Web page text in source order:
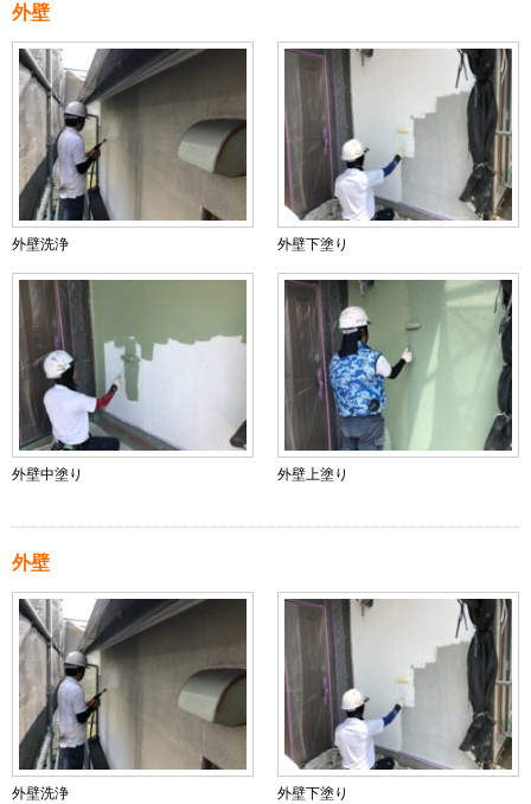
外壁
外壁洗浄 外壁下塗り
外壁中塗り 外壁上塗り
外壁
外壁洗浄 外壁下塗り